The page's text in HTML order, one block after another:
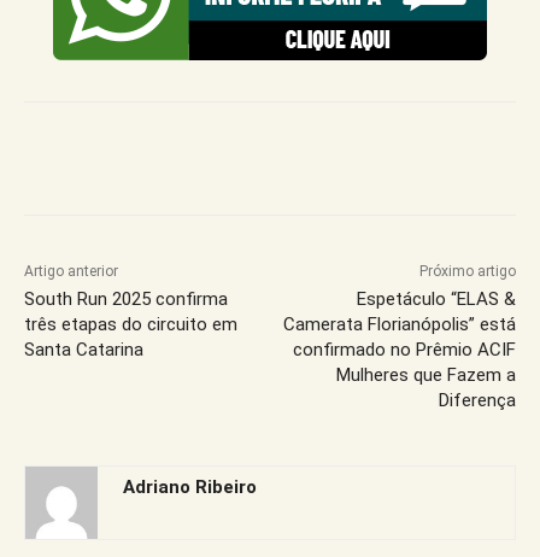
Artigo anterior
South Run 2025 confirma
três etapas do circuito em
Santa Catarina
Próximo artigo
Espetáculo “ELAS &
Camerata Florianópolis” está
confirmado no Prêmio ACIF
Mulheres que Fazem a
Diferença
Adriano Ribeiro